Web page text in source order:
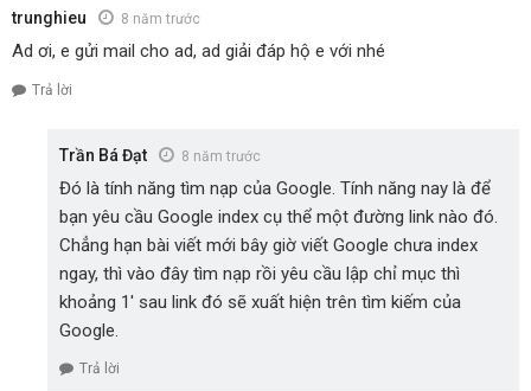
trunghieu 8 năm trước
Ad ơi, e gửi mail cho ad, ad giải đáp hộ e với nhé
Trả lời
Trần Bá Đạt 8 năm trước
Đó là tính năng tìm nạp của Google. Tính năng nay là để
bạn yêu cầu Google index cụ thể một đường link nào đó.
Chẳng hạn bài viết mới bây giờ viết Google chưa index
ngay, thì vào đây tìm nạp rồi yêu cầu lập chỉ mục thì
khoảng 1′ sau link đó sẽ xuất hiện trên tìm kiếm của
Google.
Trả lời